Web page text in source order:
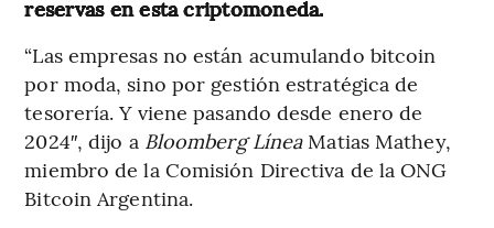
reservas en esta criptomoneda.
“Las empresas no están acumulando bitcoin
por moda, sino por gestión estratégica de
tesorería. Y viene pasando desde enero de
2024″, dijo a Bloomberg LíneaMatias Mathey,
miembro de la Comisión Directiva de la ONG
Bitcoin Argentina.